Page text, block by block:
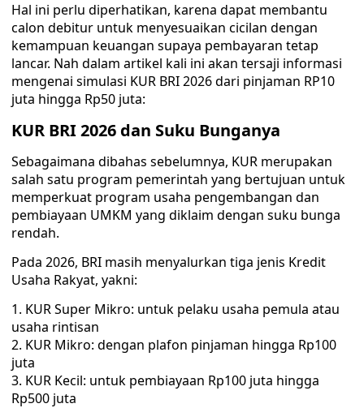
Hal ini perlu diperhatikan, karena dapat membantu
calon debitur untuk menyesuaikan cicilan dengan
kemampuan keuangan supaya pembayaran tetap
lancar. Nah dalam artikel kali ini akan tersaji informasi
mengenai simulasi KUR BRI 2026 dari pinjaman RP10
juta hingga Rp50 juta:
KUR BRI 2026 dan Suku Bunganya
Sebagaimana dibahas sebelumnya, KUR merupakan
salah satu program pemerintah yang bertujuan untuk
memperkuat program usaha pengembangan dan
pembiayaan UMKM yang diklaim dengan suku bunga
rendah.
Pada 2026, BRI masih menyalurkan tiga jenis Kredit
Usaha Rakyat, yakni:
KUR Super Mikro: untuk pelaku usaha pemula atau
usaha rintisan
KUR Mikro: dengan plafon pinjaman hingga Rp100
juta
KUR Kecil: untuk pembiayaan Rp100 juta hingga
Rp500 juta